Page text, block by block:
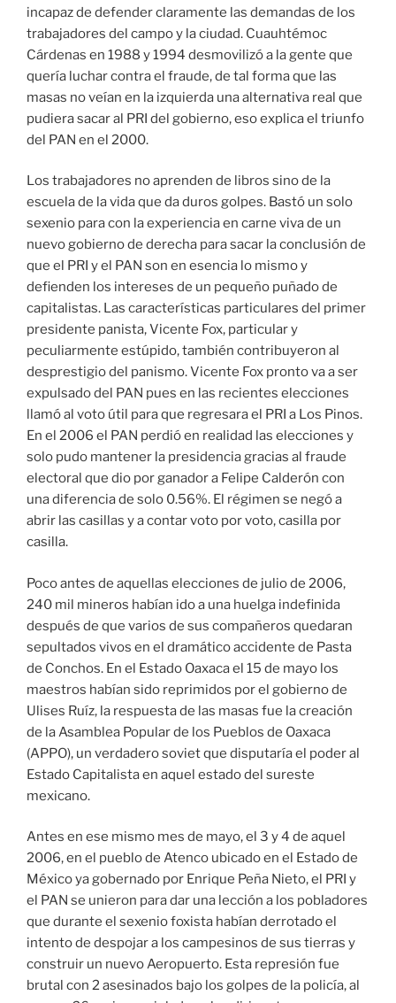
incapaz de defender claramente las demandas de los
trabajadores del campo y la ciudad. Cuauhtémoc
Cárdenas en 1988 y 1994 desmovilizó a la gente que
quería luchar contra el fraude, de tal forma que las
masas no veían en la izquierda una alternativa real que
pudiera sacar al PRI del gobierno, eso explica el triunfo
del PAN en el 2000.
Los trabajadores no aprenden de libros sino de la
escuela de la vida que da duros golpes. Bastó un solo
sexenio para con la experiencia en carne viva de un
nuevo gobierno de derecha para sacar la conclusión de
que el PRI y el PAN son en esencia lo mismo y
defienden los intereses de un pequeño puñado de
capitalistas. Las características particulares del primer
presidente panista, Vicente Fox, particular y
peculiarmente estúpido, también contribuyeron al
desprestigio del panismo. Vicente Fox pronto va a ser
expulsado del PAN pues en las recientes elecciones
llamó al voto útil para que regresara el PRI a Los Pinos.
En el 2006 el PAN perdió en realidad las elecciones y
solo pudo mantener la presidencia gracias al fraude
electoral que dio por ganador a Felipe Calderón con
una diferencia de solo 0.56%. El régimen se negó a
abrir las casillas y a contar voto por voto, casilla por
casilla.
Poco antes de aquellas elecciones de julio de 2006,
240 mil mineros habían ido a una huelga indefinida
después de que varios de sus compañeros quedaran
sepultados vivos en el dramático accidente de Pasta
de Conchos. En el Estado Oaxaca el 15 de mayo los
maestros habían sido reprimidos por el gobierno de
Ulises Ruíz, la respuesta de las masas fue la creación
de la Asamblea Popular de los Pueblos de Oaxaca
(APPO), un verdadero soviet que disputaría el poder al
Estado Capitalista en aquel estado del sureste
mexicano.
Antes en ese mismo mes de mayo, el 3 y 4 de aquel
2006, en el pueblo de Atenco ubicado en el Estado de
México ya gobernado por Enrique Peña Nieto, el PRI y
el PAN se unieron para dar una lección a los pobladores
que durante el sexenio foxista habían derrotado el
intento de despojar a los campesinos de sus tierras y
construir un nuevo Aeropuerto. Esta represión fue
brutal con 2 asesinados bajo los golpes de la policía, al